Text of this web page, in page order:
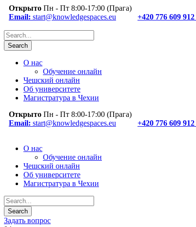
Открыто Пн - Пт 8:00-17:00 (Прага)
Email: start@knowledgespaces.eu +420 776 609 912
О нас
Обучение онлайн
Чешский онлайн
Об университете
Магистратура в Чехии
Открыто Пн - Пт 8:00-17:00 (Прага)
Email: start@knowledgespaces.eu +420 776 609 912
О нас
Обучение онлайн
Чешский онлайн
Об университете
Магистратура в Чехии
Задать вопрос